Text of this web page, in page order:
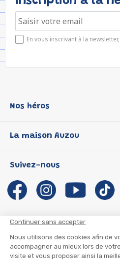
Continuer sans accepter
Nous utilisons des cookies afin de
accompagner au mieux lors de votre
visite et vous proposer ainsi la
En vous inscrivant à la
Nos héros
P'tit Loup
Les Influenceuses
Migali
Petite Taupe
La maison Auzou
Notre histoire
Auzou s'engage
Auteurs et illustrateurs Auzou
Suivre mon colis
Suivez-nous
CGU